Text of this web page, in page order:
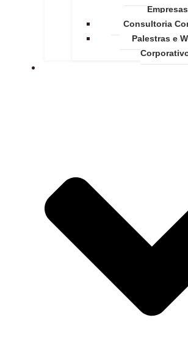
Empresas
Consultoria
Palestras e
ACADEMIA DE